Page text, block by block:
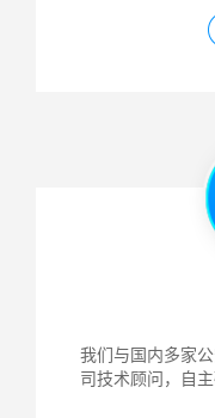
我们与国内多家
司技术顾问，自